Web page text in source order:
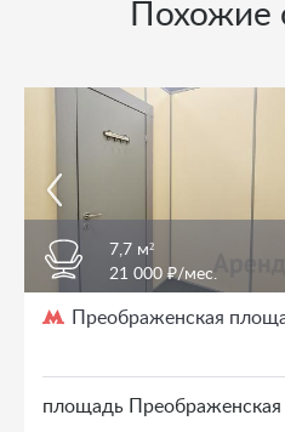
Похожие
7,7 м²
21 000 ₽/мес.
Преображенская
площадь Преображенская